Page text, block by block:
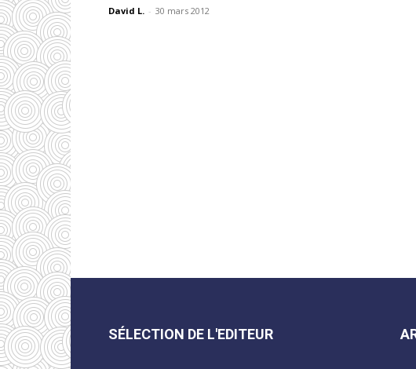
David L. - 30 mars 2012
SÉLECTION DE L'EDITEUR